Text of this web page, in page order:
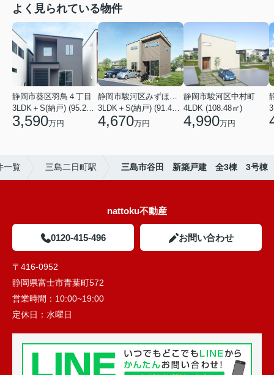
よく見られている物件
静岡市葵区羽鳥４丁目
3,590万円 4,670万円
静岡市駿河区中村町
4LDK (108.48㎡)
4,990万円
一覧 三島二日町駅 三島市谷田 新築戸建 全3棟 3号棟
nattoku不動産
0120-415-496 お問い合わせ
〒416-0952
静岡県富士市青葉町572
営業時間： 10:00~19:00
定休日： 水曜日